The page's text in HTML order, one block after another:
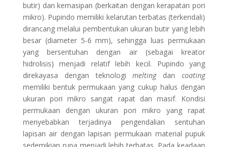
butir) dan kemasipan (berkaitan dengan kerapatan pori
mikro). Pupindo memiliki kelarutan terbatas (terkendali)
dirancang melalui pembentukan ukuran butir yang lebih
besar (diameter 5-6 mm), sehingga luas permukaan
yang bersentuhan dengan air (sebagai kreator
hidrolisis) menjadi relatif lebih kecil. Pupindo yang
direkayasa dengan teknologimeltingdancoating
memiliki bentuk permukaan yang cukup halus dengan
ukuran pori mikro sangat rapat dan masif. Kondisi
permukaan dengan ukuran pori mikro yang rapat
menyebabkan terjadinya pengendalian sentuhan
lapisan air dengan lapisan permukaan material pupuk